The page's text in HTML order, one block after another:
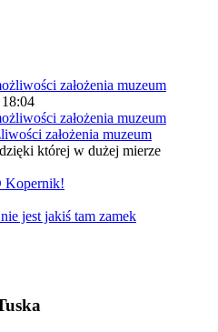
założenia muzeum
której w dużej mierze
Kopernik!
jest jakiś tam zamek